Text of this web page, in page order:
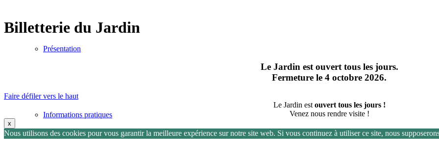
Présentation
Informations pratiques
Billetterie du Jardin
Le Jardin est ouvert tous les jours.
Fermeture le 4 octobre 2026.
Faire défiler vers le haut
Le Jardin estouvert tous les jours !
Venez nous rendre visite !
x
Nous utilisons des cookies pour vous garantir la meilleure expérience sur notre site web. Si vous continuez à utiliser ce site, nous